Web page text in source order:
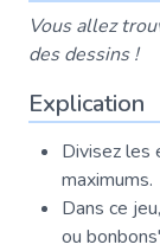
Vous allez
des dessins !
Explication
Divisez les
maximums.
Dans ce
ou